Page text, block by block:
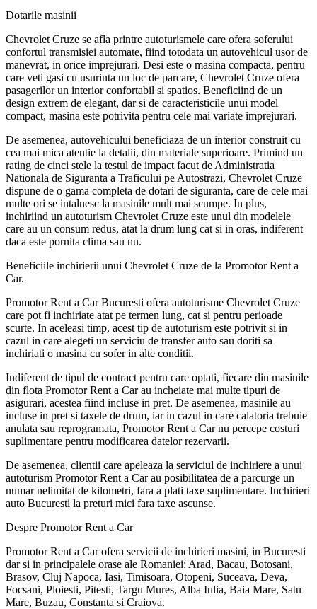
Dotarile masinii
Chevrolet Cruze se afla printre autoturismele care ofera soferului
confortul transmisiei automate, fiind totodata un autovehicul usor de
manevrat, in orice imprejurari. Desi este o masina compacta, pentru
care veti gasi cu usurinta un loc de parcare, Chevrolet Cruze ofera
pasagerilor un interior confortabil si spatios. Beneficiind de un
design extrem de elegant, dar si de caracteristicile unui model
compact, masina este potrivita pentru cele mai variate imprejurari.
De asemenea, autovehicului beneficiaza de un interior construit cu
cea mai mica atentie la detalii, din materiale superioare. Primind un
rating de cinci stele la testul de impact facut de Administratia
Nationala de Siguranta a Traficului pe Autostrazi, Chevrolet Cruze
dispune de o gama completa de dotari de siguranta, care de cele mai
multe ori se intalnesc la masinile mult mai scumpe. In plus,
inchiriind un autoturism Chevrolet Cruze este unul din modelele
care au un consum redus, atat la drum lung cat si in oras, indiferent
daca este pornita clima sau nu.
Beneficiile inchirierii unui Chevrolet Cruze de la Promotor Rent a
Car.
Promotor Rent a Car Bucuresti ofera autoturisme Chevrolet Cruze
care pot fi inchiriate atat pe termen lung, cat si pentru perioade
scurte. In aceleasi timp, acest tip de autoturism este potrivit si in
cazul in care alegeti un serviciu de transfer auto sau doriti sa
inchiriati o masina cu sofer in alte conditii.
Indiferent de tipul de contract pentru care optati, fiecare din masinile
din flota Promotor Rent a Car au incheiate mai multe tipuri de
asigurari, acestea fiind incluse in pret. De asemenea, masinile au
incluse in pret si taxele de drum, iar in cazul in care calatoria trebuie
anulata sau reprogramata, Promotor Rent a Car nu percepe costuri
suplimentare pentru modificarea datelor rezervarii.
De asemenea, clientii care apeleaza la serviciul de inchiriere a unui
autoturism Promotor Rent a Car au posibilitatea de a parcurge un
numar nelimitat de kilometri, fara a plati taxe suplimentare. Inchirieri
auto Bucuresti la preturi mici fara taxe ascunse.
Despre Promotor Rent a Car
Promotor Rent a Car ofera servicii de inchirieri masini, in Bucuresti
dar si in principalele orase ale Romaniei: Arad, Bacau, Botosani,
Brasov, Cluj Napoca, Iasi, Timisoara, Otopeni, Suceava, Deva,
Focsani, Ploiesti, Pitesti, Targu Mures, Alba Iulia, Baia Mare, Satu
Mare, Buzau, Constanta si Craiova.